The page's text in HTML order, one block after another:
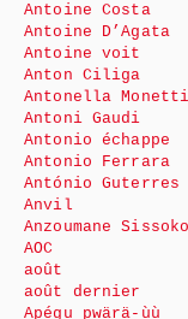
Antoine Costa
Antoine D’Agata
Antoine voit
Anton Ciliga
Antonella Monetti
Antoni Gaudi
Antonio échappe
Antonio Ferrara
António Guterres
Anvil
Anzoumane Sissoko
AOC
août
août dernier
Apégu pwärä-ùù